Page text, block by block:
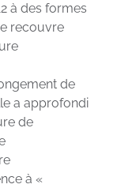
à des formes
recouvre
de
a approfondi
de
à «